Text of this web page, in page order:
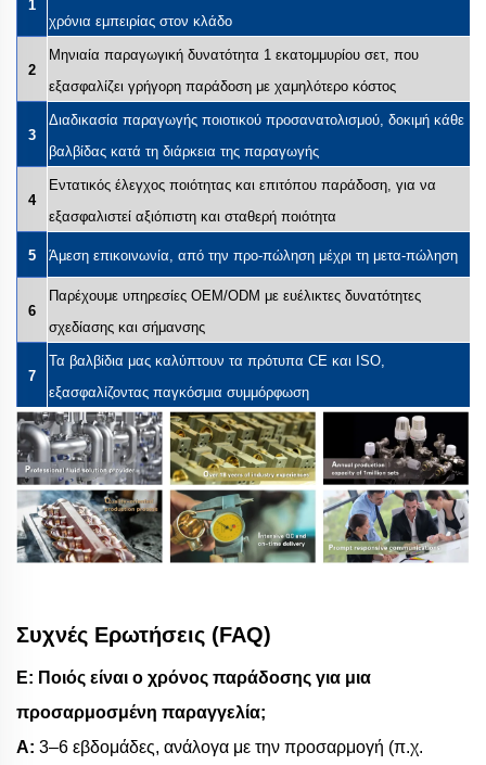
1
χρόνια εμπειρίας στον κλάδο
2
Μηνιαία παραγωγική δυνατότητα 1 εκατομμυρίου σετ, που
εξασφαλίζει γρήγορη παράδοση με χαμηλότερο κόστος
3
Διαδικασία παραγωγής ποιοτικού προσανατολισμού, δοκιμή κάθε
βαλβίδας κατά τη διάρκεια της παραγωγής
4
Εντατικός έλεγχος ποιότητας και επιτόπου παράδοση, για να
εξασφαλιστεί αξιόπιστη και σταθερή ποιότητα
5 Άμεση επικοινωνία, από την προ-πώληση μέχρι τη μετα-πώληση
6
Παρέχουμε υπηρεσίες OEM/ODM με ευέλικτες δυνατότητες
σχεδίασης και σήμανσης
7
Τα βαλβίδια μας καλύπτουν τα πρότυπα CE και ISO,
εξασφαλίζοντας παγκόσμια συμμόρφωση
Συχνές Ερωτήσεις (FAQ)
Ε: Ποιός είναι ο χρόνος παράδοσης για μια
προσαρμοσμένη παραγγελία;
Α: 3–6 εβδομάδες, ανάλογα με την προσαρμογή (π.χ.